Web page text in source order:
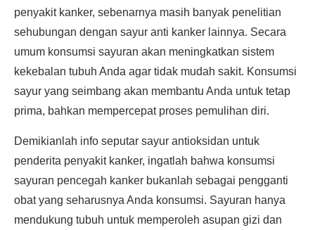
penyakit kanker, sebenarnya masih banyak penelitian
sehubungan dengan sayur anti kanker lainnya. Secara
umum konsumsi sayuran akan meningkatkan sistem
kekebalan tubuh Anda agar tidak mudah sakit. Konsumsi
sayur yang seimbang akan membantu Anda untuk tetap
prima, bahkan mempercepat proses pemulihan diri.
Demikianlah info seputar sayur antioksidan untuk
penderita penyakit kanker, ingatlah bahwa konsumsi
sayuran pencegah kanker bukanlah sebagai pengganti
obat yang seharusnya Anda konsumsi. Sayuran hanya
mendukung tubuh untuk memperoleh asupan gizi dan